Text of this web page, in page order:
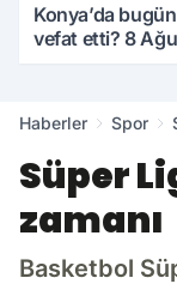
Konya’da
vefat etti? 8
Haberler Spor
Süper
zamanı
Basketbol